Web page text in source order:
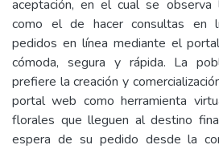
aceptación, en el cual se
como el de hacer consultas en
pedidos en línea mediante el
cómoda, segura y rápida. La
prefiere la creación y
portal web como herramienta
florales que lleguen al destino
espera de su pedido desde la